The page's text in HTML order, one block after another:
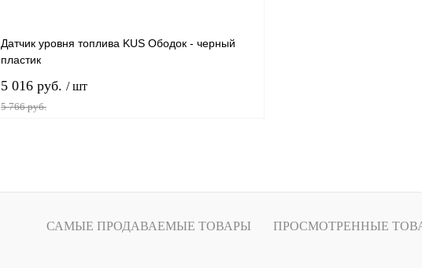
Датчик уровня топлива KUS Ободок - черный
пластик
5 016 руб. / шт
5 766 руб.
Купить в 1 клик К сравнению
САМЫЕ ПРОДАВАЕМЫЕ ТОВАРЫ ПРОСМОТРЕННЫЕ